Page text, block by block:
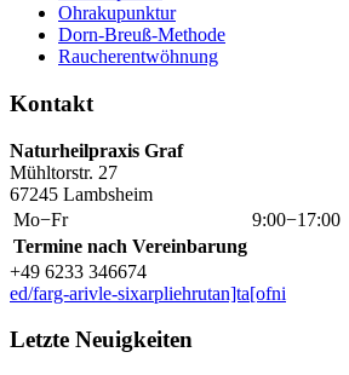
Ohrakupunktur
Dorn-Breuß-Methode
Raucherentwöhnung
Kontakt
Naturheilpraxis Graf
Mühltorstr. 27
67245 Lambsheim
Mo−Fr
9:00−17:00
Termine nach Vereinbarung
+49 6233 346674
ed/farg-arivle-sixarpliehrutan]ta[ofni
Letzte Neuigkeiten